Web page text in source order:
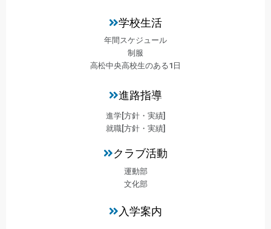
学校生活
年間スケジュール
制服
高松中央高校生のある1日
進路指導
進学[方針・実績]
就職[方針・実績]
クラブ活動
運動部
文化部
入学案内